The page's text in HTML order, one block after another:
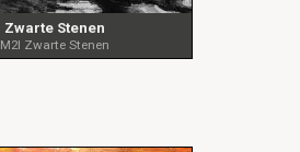
Zwarte Stenen
M2I Zwarte Stenen